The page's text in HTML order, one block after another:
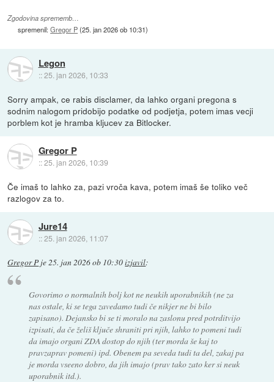
Zgodovina sprememb…
spremenil:Gregor P(25. jan 2026 ob 10:31)
Legon
::25. jan 2026, 10:33
Sorry ampak, ce rabis disclamer, da lahko organi pregona s
sodnim nalogom pridobijo podatke od podjetja, potem imas vecji
porblem kot je hramba kljucev za Bitlocker.
Gregor P
::25. jan 2026, 10:39
Če imaš to lahko za, pazi vroča kava, potem imaš še toliko več
razlogov za to.
Jure14
::25. jan 2026, 11:07
Gregor P je25. jan 2026 ob 10:30izjavil:
Govorimo o normalnih bolj kot ne neukih uporabnikih (ne za
nas ostale, ki se tega zavedamo tudi če nikjer ne bi bilo
zapisano). Dejansko bi se ti moralo na zaslonu pred potrditvijo
izpisati, da če želiš ključe shraniti pri njih, lahko to pomeni tudi
da imajo organi ZDA dostop do njih (ter morda še kaj to
pravzaprav pomeni) ipd. Obenem pa seveda tudi ta del, zakaj pa
je morda vseeno dobro, da jih imajo (prav tako zato ker si neuk
uporabnik itd.).